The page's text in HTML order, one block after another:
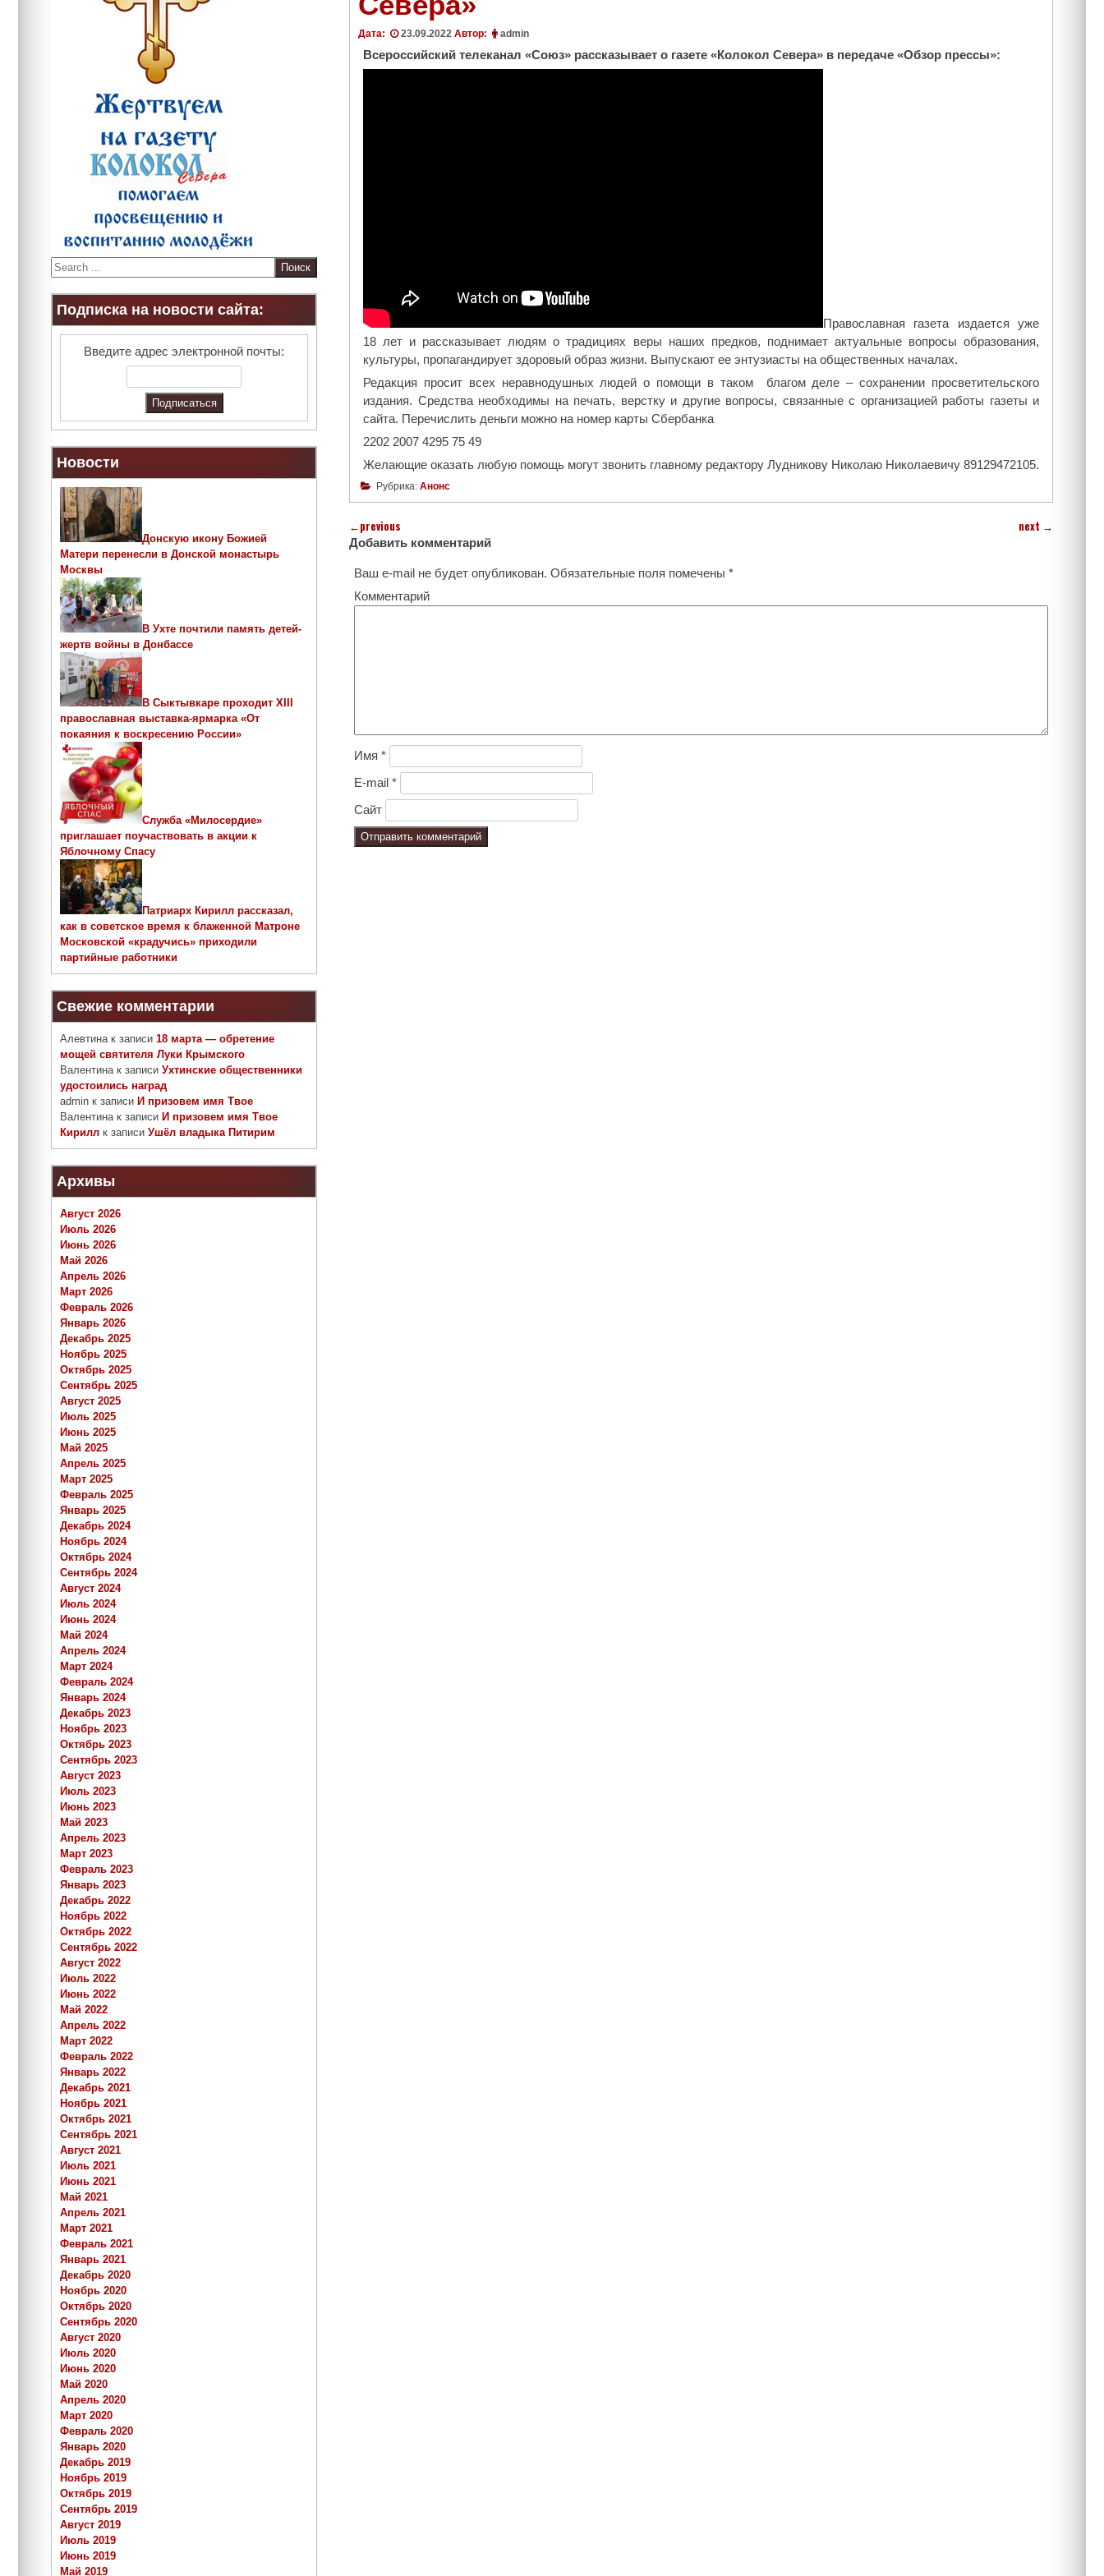
Дата: 23.09.2022 Автор: admin
Всероссийский телеканал «Союз» рассказывает о газете «Колокол Севера» в передаче «Обзор прессы»:
Православная газета издается уже
18 лет и рассказывает людям о традициях веры наших предков, поднимает актуальные вопросы образования,
культуры, пропагандирует здоровый образ жизни. Выпускают ее энтузиасты на общественных началах.
Редакция просит всех неравнодушных людей о помощи в таком благом деле – сохранении просветительского
издания. Средства необходимы на печать, верстку и другие вопросы, связанные с организацией работы газеты и
сайта. Перечислить деньги можно на номер карты Сбербанка
2202 2007 4295 75 49
Желающие оказать любую помощь могут звонить главному редактору Лудникову Николаю Николаевичу 89129472105.
Рубрика: Анонс
←previous next →
Добавить комментарий
Ваш e-mail не будет опубликован. Обязательные поля помечены *
Комментарий
Имя *
E-mail *
Сайт
S
e
a
c
Подписка на новости сайта:
Введите адрес электронной почты:
Новости
Донскую икону Божией
Матери перенесли в Донской монастырь
Москвы
В Ухте почтили память детей-
жертв войны в Донбассе
В Сыктывкаре проходит ХIII
православная выставка-ярмарка «От
покаяния к воскресению России»
Служба «Милосердие»
приглашает поучаствовать в акции к
Яблочному Спасу
Патриарх Кирилл рассказал,
как в советское время к блаженной Матроне
Московской «крадучись» приходили
партийные работники
Свежие комментарии
Алевтинак записи 18 марта — обретение
мощей святителя Луки Крымского
Валентинак записи Ухтинские общественники
удостоились наград
admin к записи И призовем имя Твое
Валентинак записи И призовем имя Твое
Кирилл к записи Ушёл владыка Питирим
Архивы
Август 2026
Июль 2026
Июнь 2026
Май 2026
Апрель 2026
Март 2026
Февраль 2026
Январь 2026
Декабрь 2025
Ноябрь 2025
Октябрь 2025
Сентябрь 2025
Август 2025
Июль 2025
Июнь 2025
Май 2025
Апрель 2025
Март 2025
Февраль 2025
Январь 2025
Декабрь 2024
Ноябрь 2024
Октябрь 2024
Сентябрь 2024
Август 2024
Июль 2024
Июнь 2024
Май 2024
Апрель 2024
Март 2024
Февраль 2024
Январь 2024
Декабрь 2023
Ноябрь 2023
Октябрь 2023
Сентябрь 2023
Август 2023
Июль 2023
Июнь 2023
Май 2023
Апрель 2023
Март 2023
Февраль 2023
Январь 2023
Декабрь 2022
Ноябрь 2022
Октябрь 2022
Сентябрь 2022
Август 2022
Июль 2022
Июнь 2022
Май 2022
Апрель 2022
Март 2022
Февраль 2022
Январь 2022
Декабрь 2021
Ноябрь 2021
Октябрь 2021
Сентябрь 2021
Август 2021
Июль 2021
Июнь 2021
Май 2021
Апрель 2021
Март 2021
Февраль 2021
Январь 2021
Декабрь 2020
Ноябрь 2020
Октябрь 2020
Сентябрь 2020
Август 2020
Июль 2020
Июнь 2020
Май 2020
Апрель 2020
Март 2020
Февраль 2020
Январь 2020
Декабрь 2019
Ноябрь 2019
Октябрь 2019
Сентябрь 2019
Август 2019
Июль 2019
Июнь 2019
Май 2019